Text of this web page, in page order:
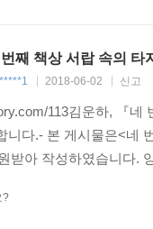
째 책상 서랍 속의
2018-06-02 신고
113김운하, 『
니다.- 본 게시물은<네
받아 작성하였습니다.
?